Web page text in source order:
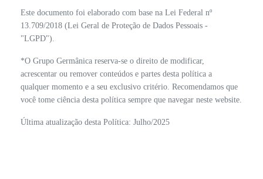
Este documento foi elaborado com base na Lei Federal nº
13.709/2018 (Lei Geral de Proteção de Dados Pessoais -
"LGPD").
*O Grupo Germânica reserva-se o direito de modificar,
acrescentar ou remover conteúdos e partes desta política a
qualquer momento e a seu exclusivo critério. Recomendamos que
você tome ciência desta política sempre que navegar neste website.
Última atualização desta Política: Julho/2025